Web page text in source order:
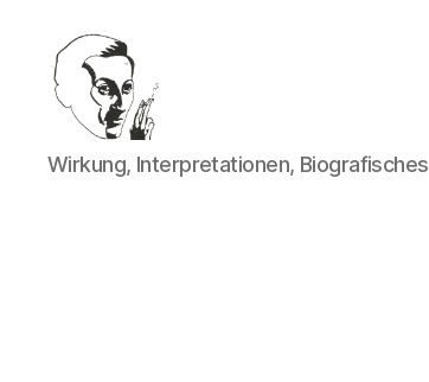
Walter
Mehring
Wirkung, Interpretationen, Biografisches